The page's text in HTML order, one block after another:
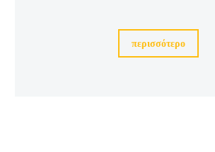
περισσότερο